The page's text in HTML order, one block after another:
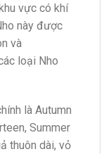
vực có khí
này được
và
loại Nho
là Autumn
Summer
thuôn dài, vỏ